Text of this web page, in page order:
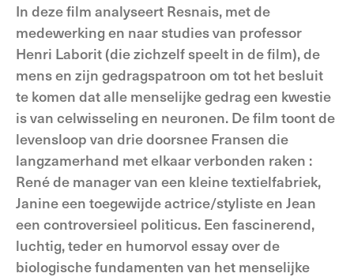
In deze film analyseert Resnais, met de
medewerking en naar studies van professor
Henri Laborit (die zichzelf speelt in de film), de
mens en zijn gedragspatroon om tot het besluit
te komen dat alle menselijke gedrag een kwestie
is van celwisseling en neuronen. De film toont de
levensloop van drie doorsnee Fransen die
langzamerhand met elkaar verbonden raken :
René de manager van een kleine textielfabriek,
Janine een toegewijde actrice/styliste en Jean
een controversieel politicus. Een fascinerend,
luchtig, teder en humorvol essay over de
biologische fundamenten van het menselijke